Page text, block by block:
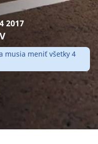
2017
musia meniť všetky 4